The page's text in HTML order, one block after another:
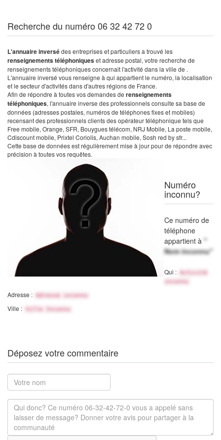
Recherche du numéro 06 32 42 72 0
L'annuaire inversédes entreprises et particuliers a trouvé les
renseignements téléphoniqueset adresse postal, votre recherche de
renseignements téléphoniques concernait l'activité dans la ville de .
L'annuaire inversé vous renseigne à qui appartient le numéro, la localisation
et le secteur d'activités dans d'autres régions de France.
Afin de répondre à toutes vos demandes de renseignements
téléphoniques, l'annuaire inverse des professionnels consulte sa base de
données (adresses postales, numéros de téléphones fixes et mobiles)
recensant des professionnels clients des opérateur téléphonique tels que
Free mobile, Orange, SFR, Bouygues télécom, NRJ Mobile, La poste mobile,
Cdiscount mobile, Prixtel Coriolis, Auchan mobile, Sosh red by sfr...
Cette base de données est régulièrement mise à jour pour de répondre avec
précision à toutes vos requêtes.
Numéro
inconnu?
Ce numéro de
téléphone
appartient à "
Nom inconnu"
Qui :
Activité
inconnu
Adresse : Adresse inconnu
Ville : Ville Inconnu
Déposez votre commentaire